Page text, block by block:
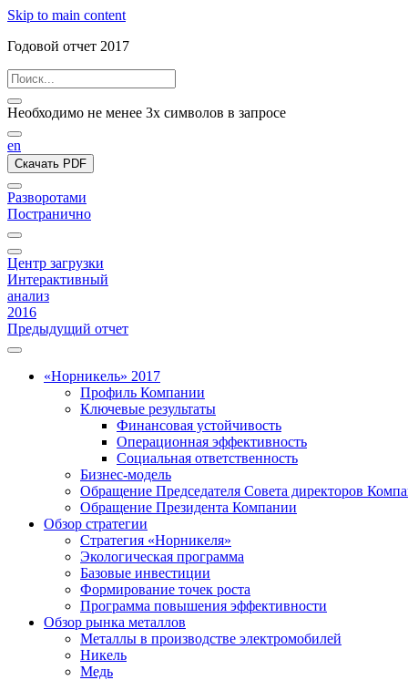
Skip to main content
Годовой отчет 2017
Необходимо не менее 3х символов в запросе
en
Скачать PDF
Разворотами
Постранично
Центр загрузки
Интерактивный
анализ
2016
Предыдущий отчет
«Норникель» 2017
Профиль Компании
Ключевые результаты
Финансовая устойчивость
Операционная эффективность
Социальная ответственность
Бизнес-модель
Обращение Председателя Совета директоров
Обращение Президента Компании
Обзор стратегии
Стратегия «Норникеля»
Экологическая программа
Базовые инвестиции
Формирование точек роста
Программа повышения эффективности
Обзор рынка металлов
Металлы в производстве электромобилей
Никель
Медь